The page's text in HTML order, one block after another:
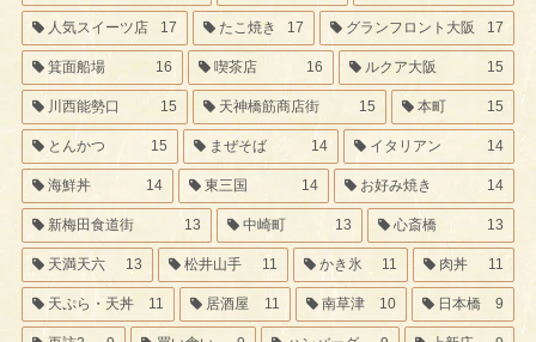
人気スイーツ店 17 たこ焼き 17 グランフロント大阪 17
箕面船場 16 喫茶店 16 ルクア大阪 15
川西能勢口 15 天神橋筋商店街 15 本町 15
とんかつ 15 まぜそば 14 イタリアン 14
海鮮丼 14 東三国 14 お好み焼き 14
新梅田食道街 13 中崎町 13 心斎橋 13
天満天六 13 松井山手 11 かき氷 11 肉丼 11
天ぷら・天丼 11 居酒屋 11 南草津 10 日本橋 9